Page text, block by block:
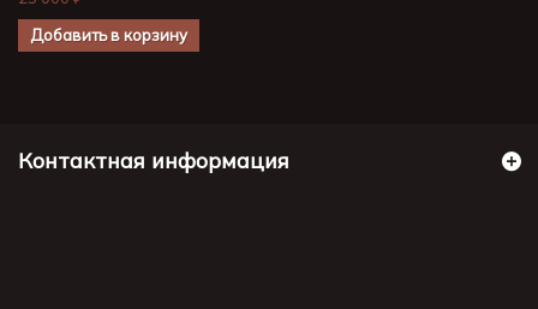
Добавить в корзину
Контактная информация